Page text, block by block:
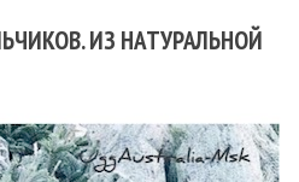
ИЗ НАТУРАЛЬНОЙ